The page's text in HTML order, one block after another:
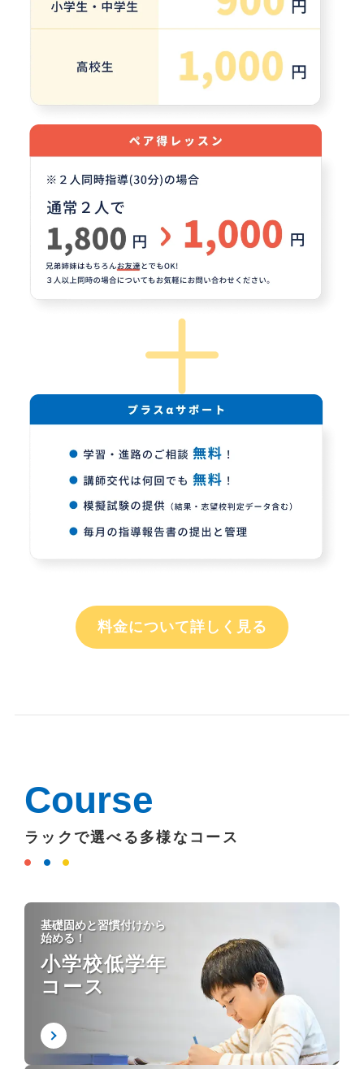
料金について詳しく見る
Course
ラックで選べる多様なコース
基礎固めと習慣付けから
始める！
小学校低学年
コース